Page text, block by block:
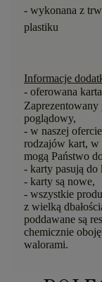
- wykonana z
plastiku
Informacje
- oferowana karta
Zaprezentowany
poglądowy,
- w naszej
rodzajów kart, w
mogą Państwo
- karty pasują
- karty są nowe,
- wszystkie
z wielką
poddawane są
chemicznie
walorami.